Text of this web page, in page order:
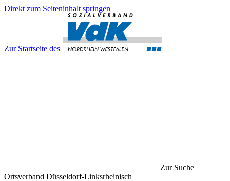
Direkt zum Seiteninhalt springen
Zur Startseite des
Zur Suche
Ortsverband Düsseldorf-Linksrheinisch